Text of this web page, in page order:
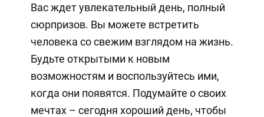
Вас ждет увлекательный день, полный
сюрпризов. Вы можете встретить
человека со свежим взглядом на жизнь.
Будьте открытыми к новым
возможностям и воспользуйтесь ими,
когда они появятся. Подумайте о своих
мечтах – сегодня хороший день, чтобы